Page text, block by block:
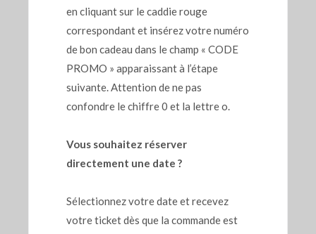
en cliquant sur le caddie rouge
correspondant et insérez votre numéro
de bon cadeau dans le champ « CODE
PROMO » apparaissant à l’étape
suivante. Attention de ne pas
confondre le chiffre 0 et la lettre o.
Vous souhaitez réserver
directement une date ?
Sélectionnez votre date et recevez
votre ticket dès que la commande est